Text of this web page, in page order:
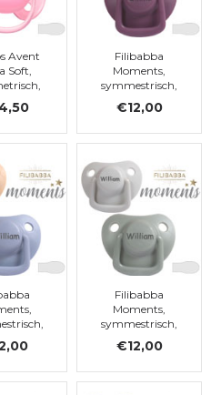
Avent
Soft,
Filibabba
Moments,
symmestrisch,
€12,00
maat 1
Filibabba
Moments,
symmestrisch,
siliconen, maat 1
€12,00